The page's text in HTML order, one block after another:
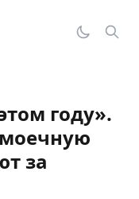
году».
за